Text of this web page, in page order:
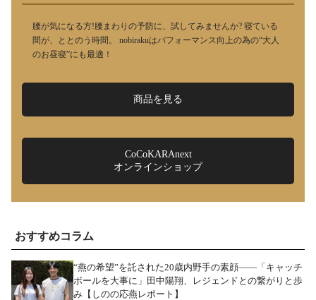
腰が気になる方!腰まわりの予防に、試してみませんか? 寝ている
間が、ととのう時間。 nobirakuはパフォーマンス向上の為の“大人
のお昼寝”にも最適！
商品を見る
CoCoKARAnext
オンラインショップ
おすすめコラム
“燕の希望”を託された20歳内野手の素顔――「キャッチ
ボールを大事に」田中陽翔、レジェンドとの繋がりと歩
み【しのの応燕レポート】